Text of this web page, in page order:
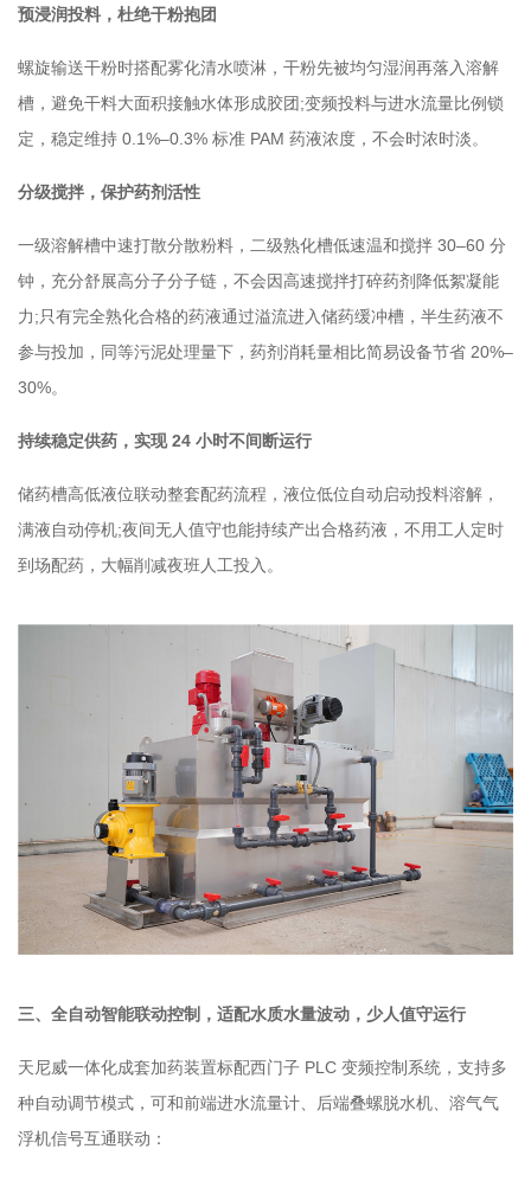
预浸润投料，杜绝干粉抱团
螺旋输送干粉时搭配雾化清水喷淋，干粉先被均匀湿润再落入溶解
槽，避免干料大面积接触水体形成胶团;变频投料与进水流量比例锁
定，稳定维持 0.1%–0.3% 标准 PAM 药液浓度，不会时浓时淡。
分级搅拌，保护药剂活性
一级溶解槽中速打散分散粉料，二级熟化槽低速温和搅拌 30–60 分
钟，充分舒展高分子分子链，不会因高速搅拌打碎药剂降低絮凝能
力;只有完全熟化合格的药液通过溢流进入储药缓冲槽，半生药液不
参与投加，同等污泥处理量下，药剂消耗量相比简易设备节省 20%–
30%。
持续稳定供药，实现 24 小时不间断运行
储药槽高低液位联动整套配药流程，液位低位自动启动投料溶解，
满液自动停机;夜间无人值守也能持续产出合格药液，不用工人定时
到场配药，大幅削减夜班人工投入。
三、全自动智能联动控制，适配水质水量波动，少人值守运行
天尼威一体化成套加药装置标配西门子 PLC 变频控制系统，支持多
种自动调节模式，可和前端进水流量计、后端叠螺脱水机、溶气气
浮机信号互通联动：